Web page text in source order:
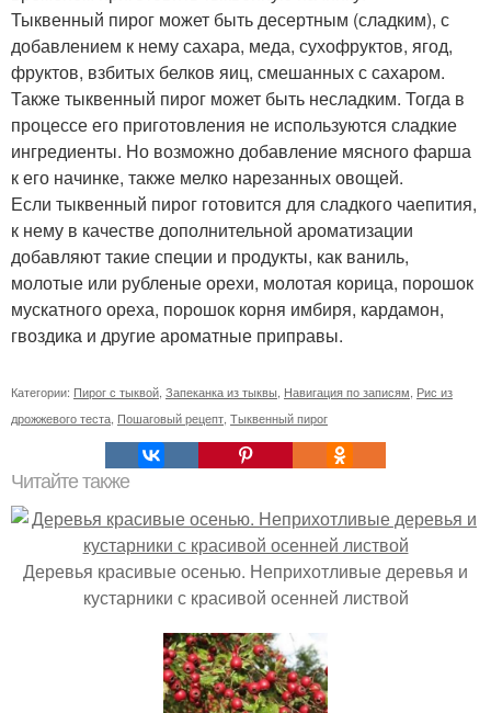
Тыквенный пирог может быть десертным (сладким), с
добавлением к нему сахара, меда, сухофруктов, ягод,
фруктов, взбитых белков яиц, смешанных с сахаром.
Также тыквенный пирог может быть несладким. Тогда в
процессе его приготовления не используются сладкие
ингредиенты. Но возможно добавление мясного фарша
к его начинке, также мелко нарезанных овощей.
Если тыквенный пирог готовится для сладкого чаепития,
к нему в качестве дополнительной ароматизации
добавляют такие специи и продукты, как ваниль,
молотые или рубленые орехи, молотая корица, порошок
мускатного ореха, порошок корня имбиря, кардамон,
гвоздика и другие ароматные приправы.
Категории: Пирог с тыквой Запеканка из тыквы Навигация по записям Рис из
дрожжевого теста Пошаговый рецепт Тыквенный пирог
Читайте также
Деревья красивые осенью. Неприхотливые деревья и
кустарники с красивой осенней листвой